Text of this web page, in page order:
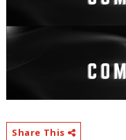
Share This